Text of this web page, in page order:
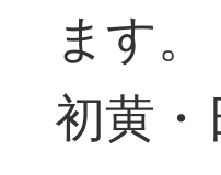
ます。
初黄